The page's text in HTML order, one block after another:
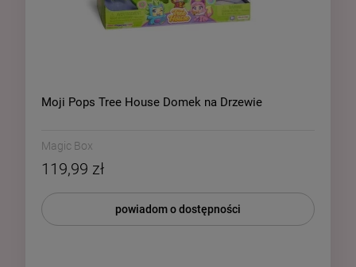
Moji Pops Tree House Domek na Drzewie
Magic Box
119,99 zł
powiadom o dostępności